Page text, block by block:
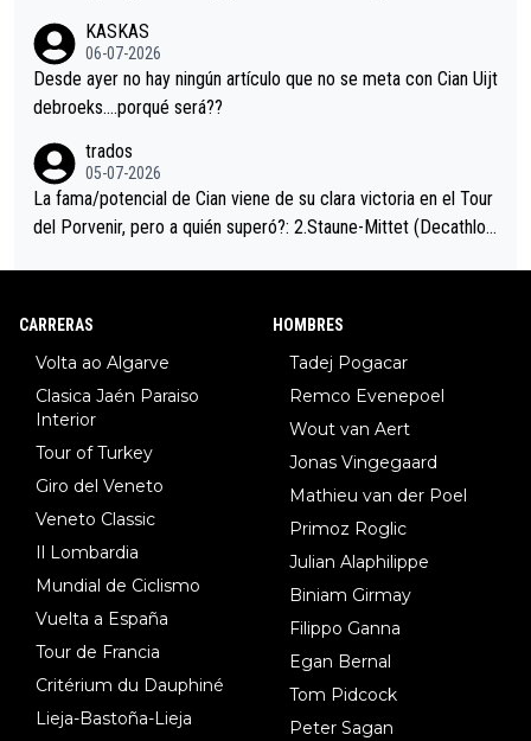
eta, a ver si por querer poner a Del Toro con calzador en posi
ción de podio UAE y Pojacar se van complicar el tour.
KASKAS
06-07-2026
Desde ayer no hay ningún artículo que no se meta con Cian Uijt
debroeks….porqué será??
trados
05-07-2026
La fama/potencial de Cian viene de su clara victoria en el Tour
del Porvenir, pero a quién superó?: 2.Staune-Mittet (Decathlon,
CARRERAS
Volta ao Algarve
Clasica Jaén Paraiso
Interior
Tour of Turkey
Giro del Veneto
Veneto Classic
Il Lombardia
Mundial de Ciclismo
Vuelta a España
Tour de Francia
Critérium du Dauphiné
Lieja-Bastoña-Lieja
HOMBRES
Tadej Pogacar
Remco Evenepoel
Wout van Aert
Jonas Vingegaard
Mathieu van der Poel
Primoz Roglic
Julian Alaphilippe
Biniam Girmay
Filippo Ganna
Egan Bernal
Tom Pidcock
Peter Sagan